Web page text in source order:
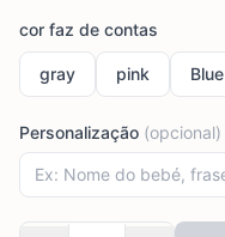
cor faz de contas
gray pink Blue
Personalização (opcional)